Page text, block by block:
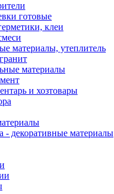
готовые
клеи
материалы, утеплитель
материалы
и хозтовары
- декоративные материалы